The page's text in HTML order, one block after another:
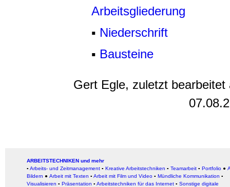
Arbeitsgliederung
▪ Niederschrift
▪ Bausteine
Gert Egle, zuletzt bearbeitet
ARBEITSTECHNIKEN und mehr
▪ Arbeits- und Zeitmanagement ▪ Kreative Arbeitstechniken ▪ Teamarbeit ▪ Portfolio ●
Bildern ● Arbeit mit Texten ▪ Arbeit mit Film und Video ▪ Mündliche Kommunikation ▪
Visualisieren ▪ Präsentation ▪ Arbeitstechniken für das Internet ▪ Sonstige digitale